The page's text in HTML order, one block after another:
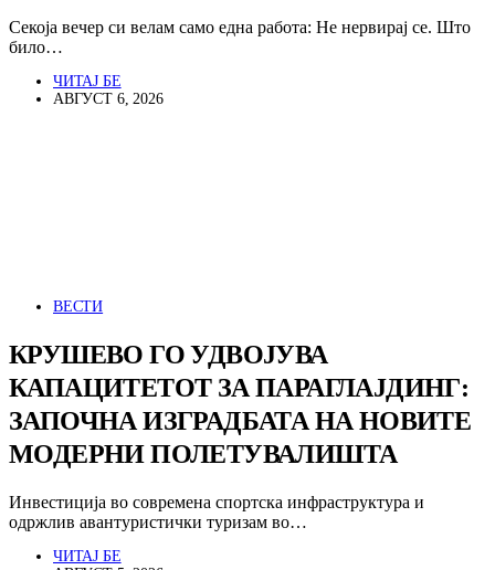
Секоја вечер си велам само една работа: Не нервирај се. Што
било…
ЧИТАЈ БЕ
АВГУСТ 6, 2026
ВЕСТИ
КРУШЕВО ГО УДВОЈУВА
КАПАЦИТЕТОТ ЗА ПАРАГЛАЈДИНГ:
ЗАПОЧНА ИЗГРАДБАТА НА НОВИТЕ
МОДЕРНИ ПОЛЕТУВАЛИШТА
Инвестиција во современа спортска инфраструктура и
одржлив авантуристички туризам во…
ЧИТАЈ БЕ